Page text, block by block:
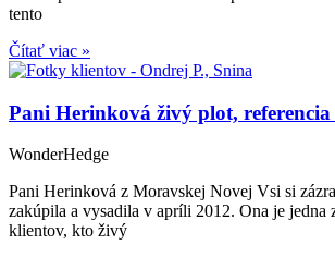
tento
Čítať viac »
Pani Herinková živý plot, referencia
WonderHedge
Pani Herinková z Moravskej Novej Vsi si
zakúpila a vysadila v apríli 2012. Ona je jedna
klientov, kto živý